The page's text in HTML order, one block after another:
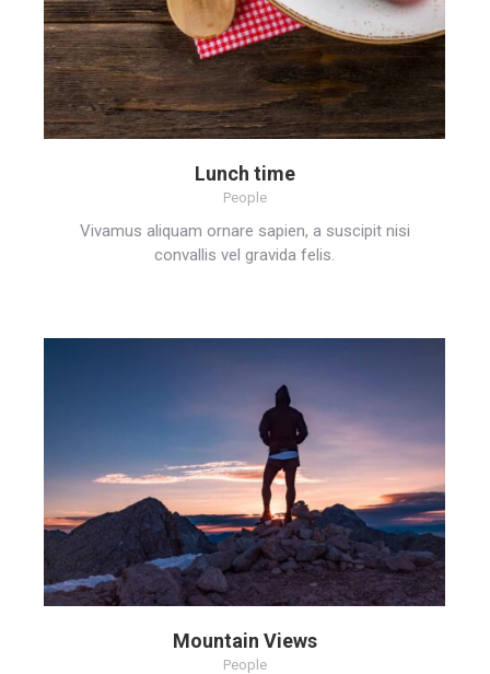
Lunch time
People
Vivamus aliquam ornare sapien, a suscipit nisi
convallis vel gravida felis.
Mountain Views
People